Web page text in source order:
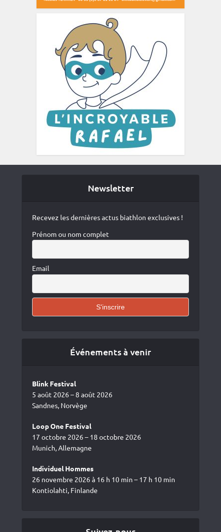
Newsletter
Recevez les dernières actus biathlon exclusives !
Prénom ou nom complet
Email
Événements à venir
Blink Festival
5 août 2026 – 8 août 2026
Sandnes, Norvège
Loop One Festival
17 octobre 2026 – 18 octobre 2026
Munich, Allemagne
Individuel Hommes
26 novembre 2026 à 16 h 10 min – 17 h 10 min
Kontiolahti, Finlande